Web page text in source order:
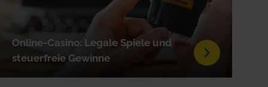
Online-Casino: Legale Spiele und
steuerfreie Gewinne